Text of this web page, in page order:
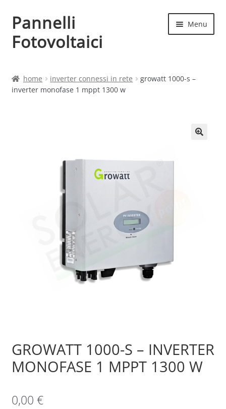
Vai
alla
navigazione
Vai
al
contenuto
Pannelli
Fotovoltaici
Menu
Cart
home inverter connessi in rete
growatt 1000-s –
inverter monofase 1 mppt 1300 w
GROWATT 1000-S – INVERTER
MONOFASE 1 MPPT 1300 W
0,00 €